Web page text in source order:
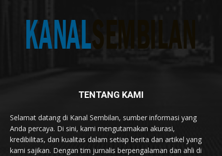
TENTANG KAMI
Selamat datang di Kanal Sembilan, sumber informasi yang
Anda percaya. Di sini, kami mengutamakan akurasi,
kredibilitas, dan kualitas dalam setiap berita dan artikel yang
kami sajikan. Dengan tim jurnalis berpengalaman dan ahli di